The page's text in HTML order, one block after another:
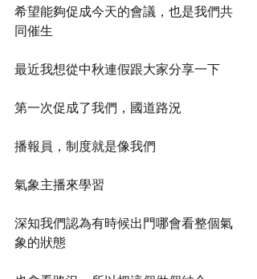
希望能夠促成今天的會議，也是我們共
同催生
最近我想從中秋連假跟大家分享一下
第一次促成了我們，國道路況
播報員，制度就是像我們
氣象主播來學習
深知我們認為有時候出門哪會看整個氣
象的狀態